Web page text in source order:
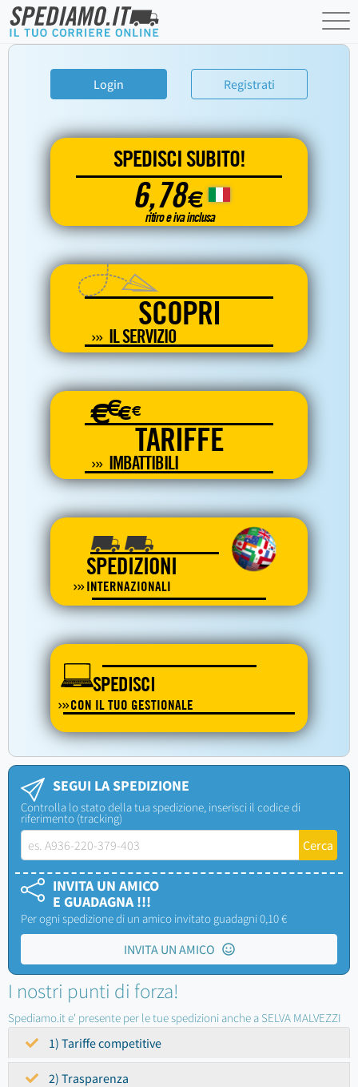
Login Registrati
SPEDISCI SUBITO!
6,78€
ritiro e iva inclusa
SCOPRI
IL SERVIZIO
€€€€
TARIFFE
IMBATTIBILI
SPEDIZIONI
INTERNAZIONALI
SPEDISCI
CON IL TUO GESTIONALE
SEGUI LA SPEDIZIONE
Controlla lo stato della tua spedizione, inserisci il codice di
riferimento (tracking)
INVITA UN AMICO
E GUADAGNA !!!
Per ogni spedizione di un amico invitato guadagni 0,10 €
INVITA UN AMICO
I nostri punti di forza!
Spediamo.it e' presente per le tue spedizioni anche a SELVA MALVEZZI
1) Tariffe competitive
2) Trasparenza